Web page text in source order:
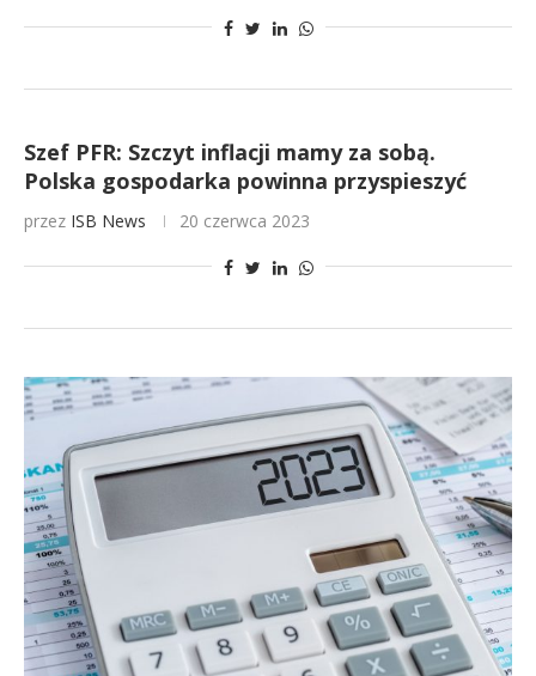
Szef PFR: Szczyt inflacji mamy za sobą.
Polska gospodarka powinna przyspieszyć
przez ISB News 20 czerwca 2023